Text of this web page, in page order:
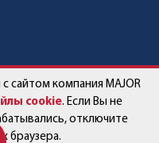
в компании
сайтом компания MAJOR
cookie. Если Вы не
отключите
браузера.